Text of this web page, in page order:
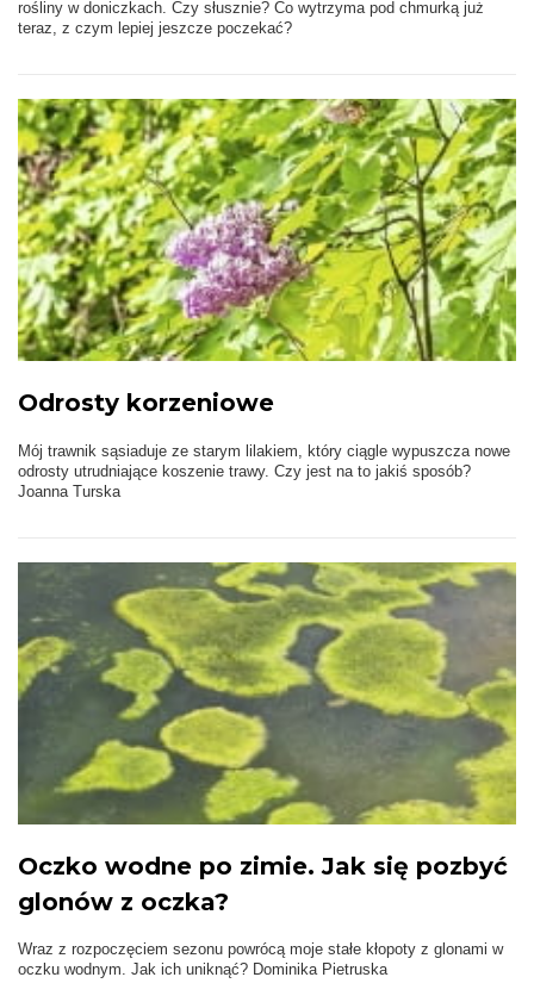
rośliny w doniczkach. Czy słusznie? Co wytrzyma pod chmurką już
teraz, z czym lepiej jeszcze poczekać?
Odrosty korzeniowe
Mój trawnik sąsiaduje ze starym lilakiem, który ciągle wypuszcza nowe
odrosty utrudniające koszenie trawy. Czy jest na to jakiś sposób?
Joanna Turska
Oczko wodne po zimie. Jak się pozbyć
glonów z oczka?
Wraz z rozpoczęciem sezonu powrócą moje stałe kłopoty z glonami w
oczku wodnym. Jak ich uniknąć? Dominika Pietruska